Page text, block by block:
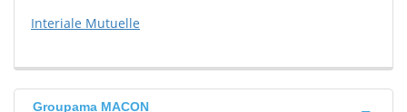
Interiale Mutuelle
Groupama MACON